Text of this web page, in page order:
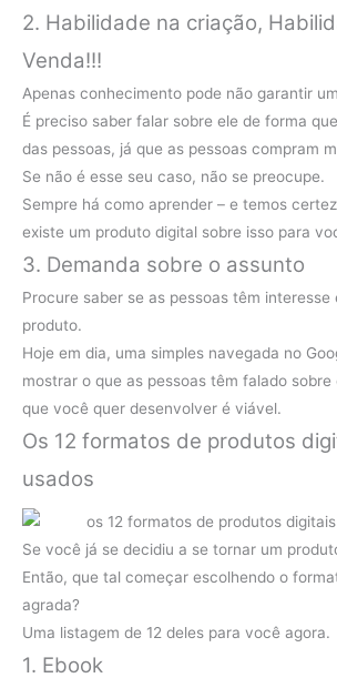
2. Habilidade na criação,
Venda!!!
Apenas conhecimento pode não garantir
É preciso saber falar sobre ele de forma
das pessoas, já que as pessoas compram
Se não é esse seu caso, não se preocupe.
Sempre há como aprender – e temos
existe um produto digital sobre isso para
3. Demanda sobre o assunto
Procure saber se as pessoas têm interesse
produto.
Hoje em dia, uma simples navegada no
mostrar o que as pessoas têm falado sobre
que você quer desenvolver é viável.
Os 12 formatos de produtos
usados
Se você já se decidiu a se tornar um
Então, que tal começar escolhendo o
agrada?
Uma listagem de 12 deles para você agora.
1. Ebook